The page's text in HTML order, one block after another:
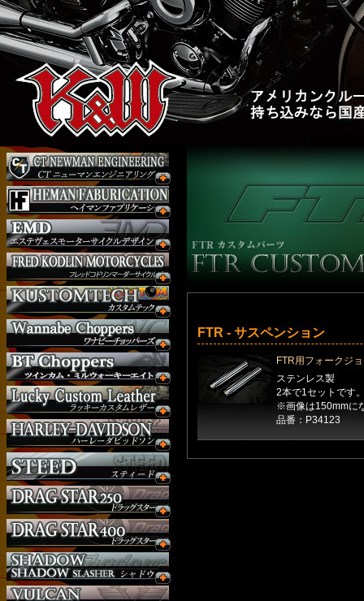
FTR - サスペンション
FTR用フォークジ
ステンレス製
2本で1セットです
※画像は150mmに
品番：P34123